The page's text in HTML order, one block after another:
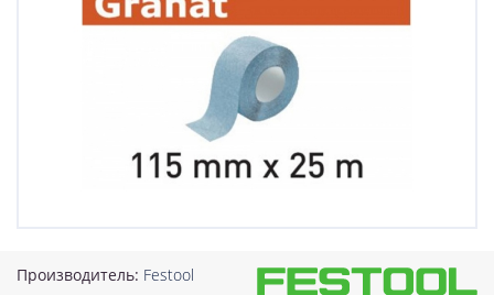
Производитель: Festool